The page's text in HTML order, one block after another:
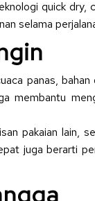
quick dry,
selama
panas,
membantu
pakaian lain,
juga berarti